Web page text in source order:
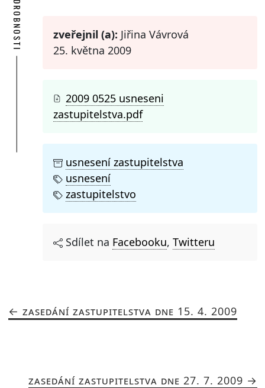
PODROBNOSTI zveřejnil (a): Jiřina Vávrová
25. května 2009
2009 0525 usneseni
zastupitelstva.pdf
usnesení zastupitelstva
usnesení
zastupitelstvo
Sdílet na Facebooku, Twitteru
ZASEDÁNÍ ZASTUPITELSTVA DNE 15. 4. 2009
ZASEDÁNÍ ZASTUPITELSTVA DNE 27. 7. 2009